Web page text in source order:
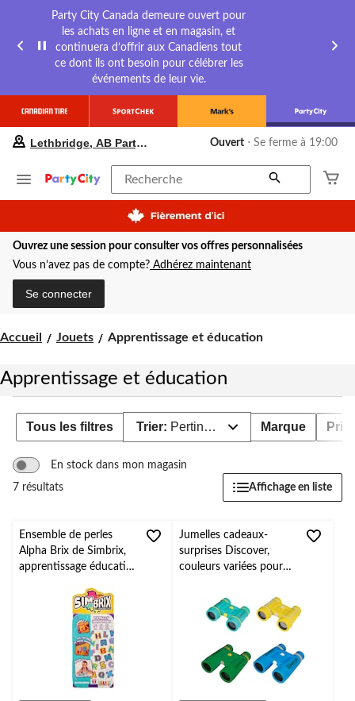
Party City Canada demeure ouvert pour
les achats en ligne et en magasin, et
continuera d’offrir aux Canadiens tout
ce dont ils ont besoin pour célébrer les
événements de leur vie.
préféré
Lethbridge,
Party
City,
courament
Ouvert,
cliquer
changer
Lethbridge, AB Party City Ouvert ⋅ Se ferme à 19:00
Recherche
Ouvrez une session pour consulter vos offres personnalisées
Vous n’avez pas de compte? Adhérez maintenant
Se connecter
Accueil Jouets
Apprentissage
Apprentissage et éducation
Apprentissage et éducation
Tous les filtres Trier: Pertinence Marque Prix
En stock dans mon magasin
7 résultats
Affichage en liste
Ensemble de perles
Alpha Brix de Simbrix,
apprentissage éducatif
pièces, 3 ans et plus,
pour les arts et
Jumelles cadeaux-
surprises Discover,
couleurs variées pour
camping, extérieur, paq.